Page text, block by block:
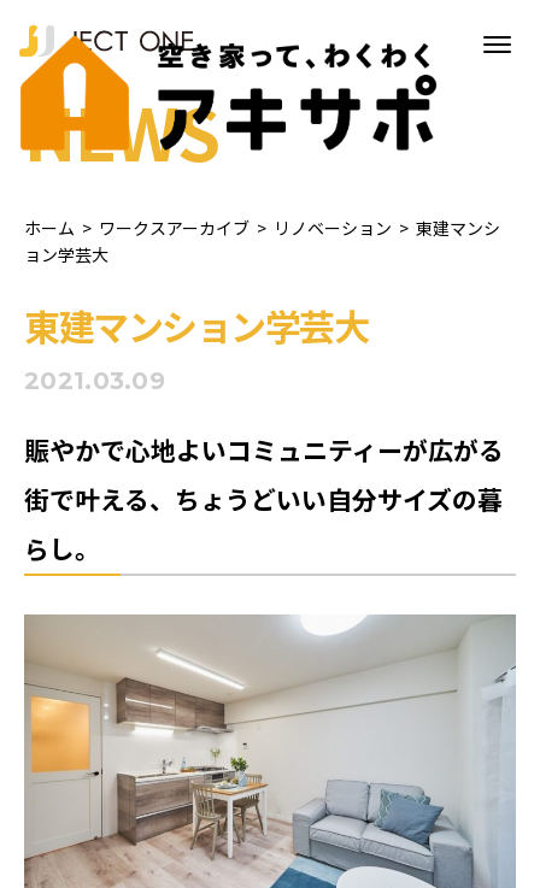
NEWS
ホーム > ワークスアーカイブ > リノベーション > 東建マンシ
ョン学芸大
東建マンション学芸大
2021.03.09
賑やかで心地よいコミュニティーが広がる
街で叶える、ちょうどいい自分サイズの暮
らし。